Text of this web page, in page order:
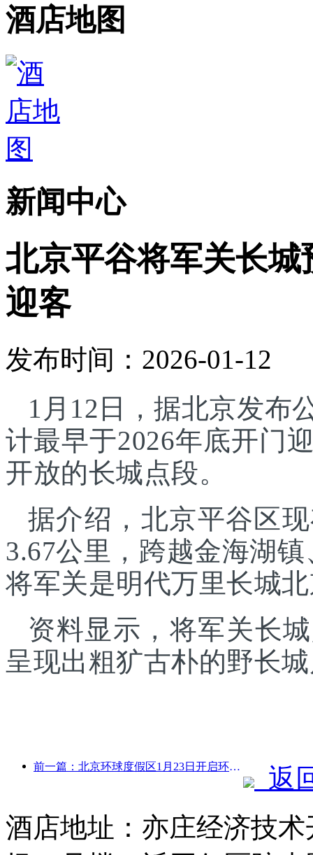
酒店地图
新闻中心
北京平谷将军关长城
迎客
发布时间：2026-01-12
1月12日，据北京发布
计最早于2026年底开门
开放的长城点段。
据介绍，北京平谷区
3.67公里，跨越金海湖
将军关是明代万里长城
资料显示，将军关长
呈现出粗犷古朴的野长
前一篇：北京环球度假区1月23日开启环球中国年活动，持续40天
返
酒店地址：亦庄经济技